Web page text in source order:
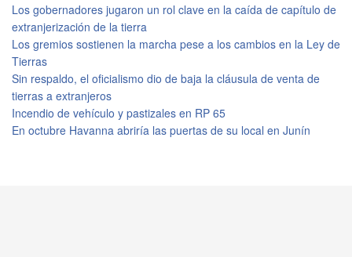
Los gobernadores jugaron un rol clave en la caída de capítulo de
extranjerización de la tierra
Los gremios sostienen la marcha pese a los cambios en la Ley de
Tierras
Sin respaldo, el oficialismo dio de baja la cláusula de venta de
tierras a extranjeros
Incendio de vehículo y pastizales en RP 65
En octubre Havanna abriría las puertas de su local en Junín